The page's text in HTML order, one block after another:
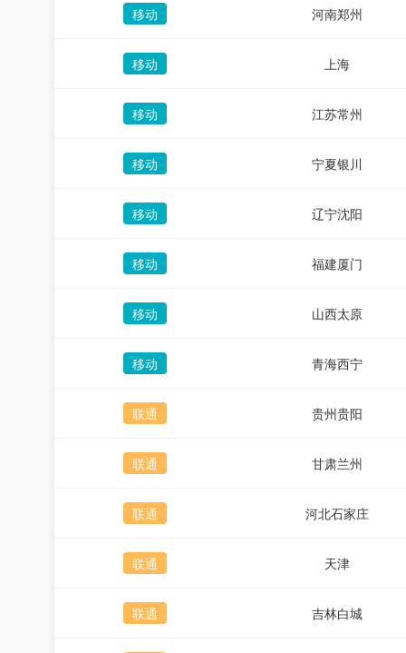
移动 河南郑州
移动 上海
移动 江苏常州
移动 宁夏银川
移动 辽宁沈阳
移动 福建厦门
移动 山西太原
移动 青海西宁
联通 贵州贵阳
联通 甘肃兰州
联通 河北石家庄
联通 天津
联通 吉林白城